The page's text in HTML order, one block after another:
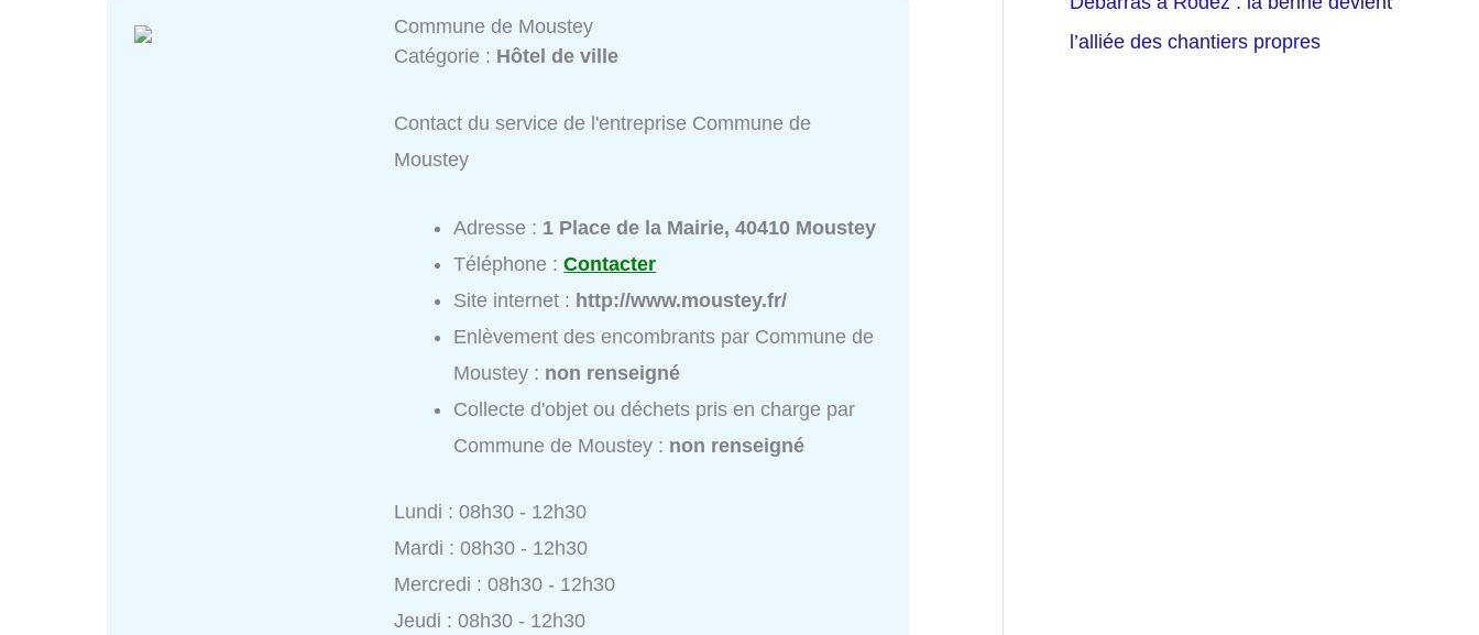
Commune de Moustey
Catégorie : Hôtel de ville
Contact du service de l'entreprise Commune de
Moustey
Adresse : 1 Place de la Mairie, 40410 Moustey
Téléphone :Contacter
Site internet : http://www.moustey.fr/
Enlèvement des encombrants par Commune de
Moustey : non renseigné
Collecte d'objet ou déchets pris en charge par
Commune de Moustey : non renseigné
Lundi : 08h30 - 12h30
Mardi : 08h30 - 12h30
Mercredi : 08h30 - 12h30
Jeudi : 08h30 - 12h30
l’alliée des chantiers propres